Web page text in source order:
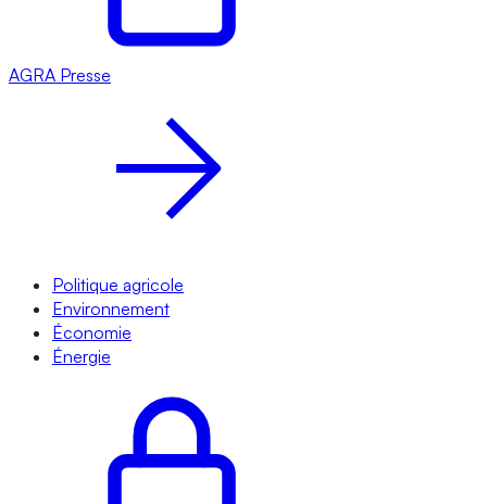
AGRA Presse
Politique agricole
Environnement
Économie
Énergie